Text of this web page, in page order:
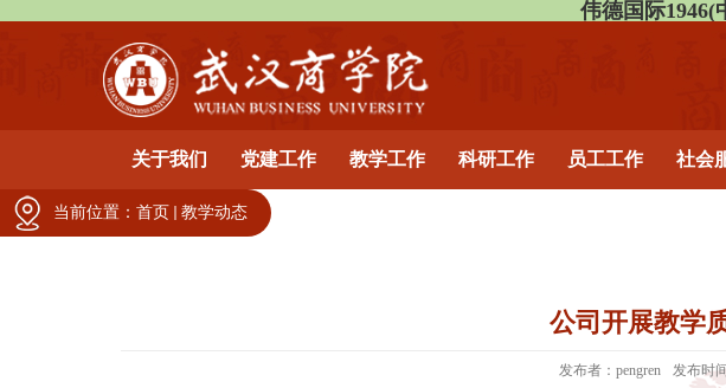
伟德国际1946(
关于我们 党建工作 教学工作 科研工作 员工工作 社会
公司开展教学
发布者：pengren 发布时
当前位置： 首页 教学动态